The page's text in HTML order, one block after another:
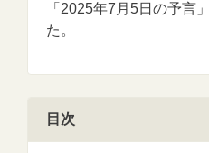
「2025年7月5日の予言
た。
目次